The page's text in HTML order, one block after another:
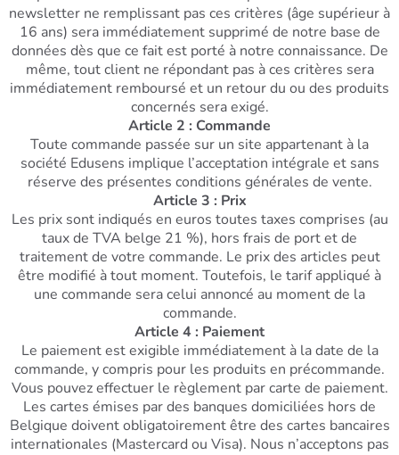
newsletter ne remplissant pas ces critères (âge supérieur à
16 ans) sera immédiatement supprimé de notre base de
données dès que ce fait est porté à notre connaissance. De
même, tout client ne répondant pas à ces critères sera
immédiatement remboursé et un retour du ou des produits
concernés sera exigé.
Article 2 : Commande
Toute commande passée sur un site appartenant à la
société Edusens implique l’acceptation intégrale et sans
réserve des présentes conditions générales de vente.
Article 3 : Prix
Les prix sont indiqués en euros toutes taxes comprises (au
taux de TVA belge 21 %), hors frais de port et de
traitement de votre commande. Le prix des articles peut
être modifié à tout moment. Toutefois, le tarif appliqué à
une commande sera celui annoncé au moment de la
commande.
Article 4 : Paiement
Le paiement est exigible immédiatement à la date de la
commande, y compris pour les produits en précommande.
Vous pouvez effectuer le règlement par carte de paiement.
Les cartes émises par des banques domiciliées hors de
Belgique doivent obligatoirement être des cartes bancaires
internationales (Mastercard ou Visa). Nous n’acceptons pas